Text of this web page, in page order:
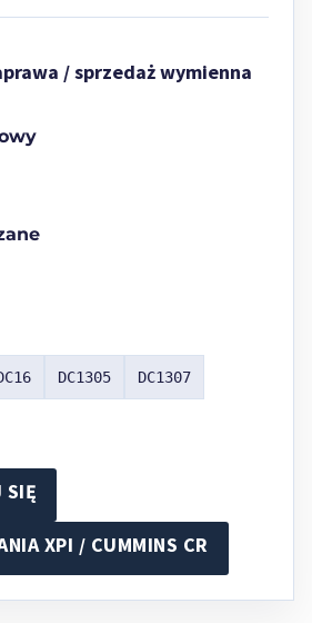
/ sprzedaż wymienna
DC1305 DC1307
SIĘ
XPI / CUMMINS CR